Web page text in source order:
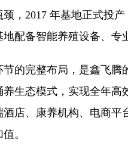
，2017 年基地正式投
配备智能养殖设备、专
节的完整布局，是鑫飞
生态模式，实现全年
店、康养机构、电商
。